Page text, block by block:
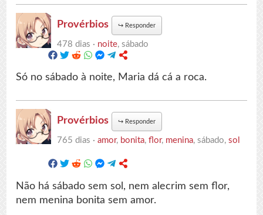
Provérbios ↪ Responder
478 dias · noite, sábado
Só no sábado à noite, Maria dá cá a roca.
Provérbios ↪ Responder
765 dias ·amor, bonita,flor, menina, sábado,sol
Não há sábado sem sol, nem alecrim sem flor,
nem menina bonita sem amor.